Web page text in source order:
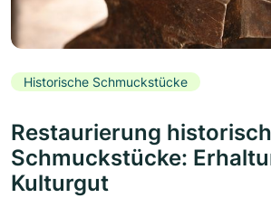
Historische Schmuckstücke
Restaurierung
Schmuckstücke:
Kulturgut